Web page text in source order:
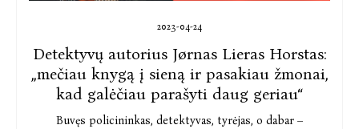
2023-04-24
Detektyvų autorius Jørnas Lieras Horstas:
„mečiau knygą į sieną ir pasakiau žmonai,
kad galėčiau parašyti daug geriau“
Buvęs policininkas, detektyvas, tyrėjas, o dabar –